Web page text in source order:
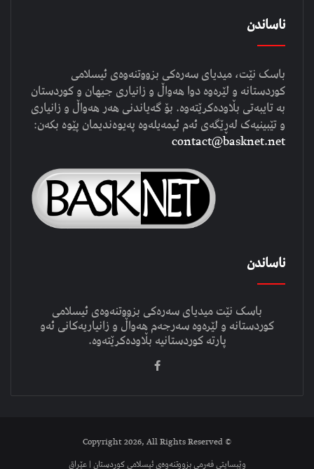
ناساندن
باسک نێت، میدیای سەرەکی بزووتنەوەی ئیسلامی
کوردستانە و لێرەوە دوا هەواڵ و زانیاری جیهان و کوردستان
بە تایبەتی بڵاودەکرێتەوە. بۆ گەیاندنی هەر هەواڵ و زانیاری
و تێبینیەک لەڕێگەی ئەم ئیمەیلەوە پەیوەندیمان پێوە بکەن:
contact@basknet.net
ناساندن
باسک نێت میدیای سەرەکی بزووتنەوەی ئیسلامی
کوردستانە و لێرەوە سەرجەم هەواڵ و زانیاریەکانی ئەو
پارتە کوردستانیە بڵاودەکرێتەوە.
© Copyright 2026, All Rights Reserved
وێبسایتی فەرمی بزووتنەوەی ئیسلامی کوردستان | عێراق